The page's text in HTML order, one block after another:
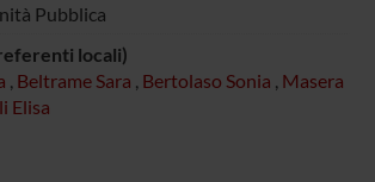
Pubblica
locali)
, Beltrame Sara , Bertolaso Sonia , Masera
Elisa